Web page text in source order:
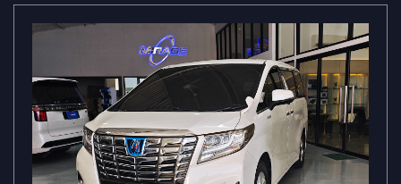
อีก! ด้านบนมี นาฬิกาบอกเวลา + เข็มทิศ เพิ่มดีเทลสไตล์ผู้
บริหาร ตรงกลางมี ตู้เย็นในตัว ส่วนด้านข้างออกแบบ พื้นที่วาง
เท้าเพิ่มเติม ให้เอนนั่งสบายเหมือนนั่ง Business Class ปิดท้าย
ด้วยการ ปูพื้นลายหินอ่อนสีเทา เพิ่มความหรูทุกมุมมอง รถคันนี้
ไม่ได้แค่ “แต่งสวย” — แต่ “แต่งให้ใช้ได้จริง” ครบทั้งความหรู ความ
สะดวก และความเป็นส่วนตัว